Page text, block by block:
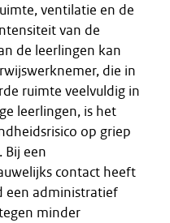
ventilatie en de
van de
de leerlingen kan
die in
ruimte veelvuldig in
leerlingen, is het
op griep
Bij een
contact heeft
een administratief
minder